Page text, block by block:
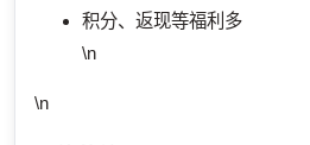
积分、返现等福利多
\n
\n